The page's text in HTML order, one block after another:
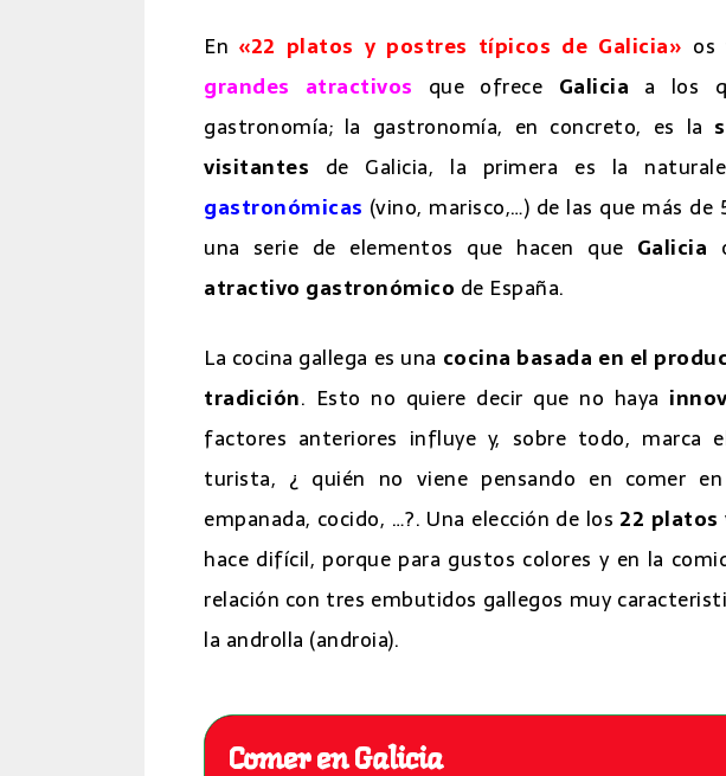
En «22 platos y postres típicos de Galicia» os
grandes atractivos que ofrece Galicia a los
gastronomía; la gastronomía, en concreto, es la
visitantes de Galicia, la primera es la
gastronómicas (vino, marisco,…) de las que más
una serie de elementos que hacen que Galicia
atractivo gastronómico de España.
La cocina gallega es una cocina basada en el
tradición. Esto no quiere decir que no haya
factores anteriores influye y, sobre todo, marca
turista, ¿ quién no viene pensando en comer
empanada, cocido, …?. Una elección de los 22 platos
hace difícil, porque para gustos colores y en la
relación con tres embutidos gallegos muy
la androlla (androia).
Comer en Galicia